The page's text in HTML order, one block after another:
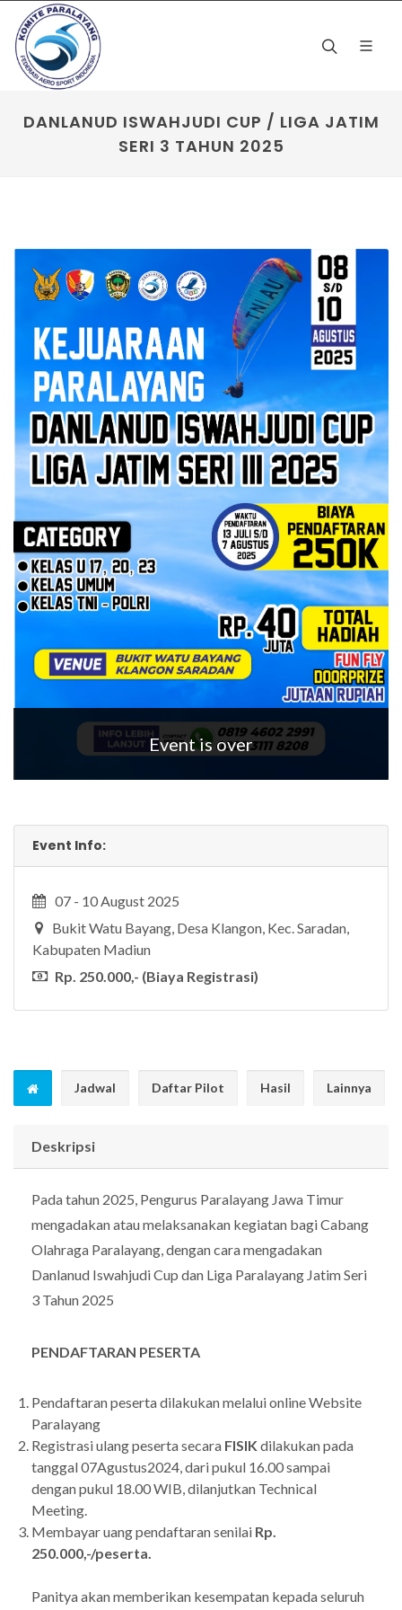
DANLANUD ISWAHJUDI CUP / LIGA JATIM
SERI 3 TAHUN 2025
Event is over
Event Info:
07 - 10 August 2025
Bukit Watu Bayang, Desa Klangon, Kec. Saradan,
Kabupaten Madiun
Rp. 250.000,- (Biaya Registrasi)
Jadwal Daftar Pilot Hasil Lainnya
Deskripsi
Pada tahun 2025, Pengurus Paralayang Jawa Timur
mengadakan atau melaksanakan kegiatan bagi Cabang
Olahraga Paralayang, dengan cara mengadakan
Danlanud Iswahjudi Cup dan Liga Paralayang Jatim Seri
3 Tahun 2025
PENDAFTARAN PESERTA
Pendaftaran peserta dilakukan melalui online Website
Paralayang
Registrasi ulang peserta secara FISIK dilakukan pada
tanggal 07Agustus2024, dari pukul 16.00 sampai
dengan pukul 18.00 WIB, dilanjutkan Technical
Meeting.
Membayar uang pendaftaran senilai Rp.
250.000,-/peserta.
Panitya akan memberikan kesempatan kepada seluruh